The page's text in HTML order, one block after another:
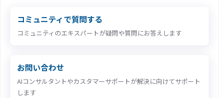
コミュニティで質問する
コミュニティのエキスパートが疑問や質問にお答えします
お問い合わせ
AIコンサルタントやカスタマーサポートが解決に向けてサポート
します